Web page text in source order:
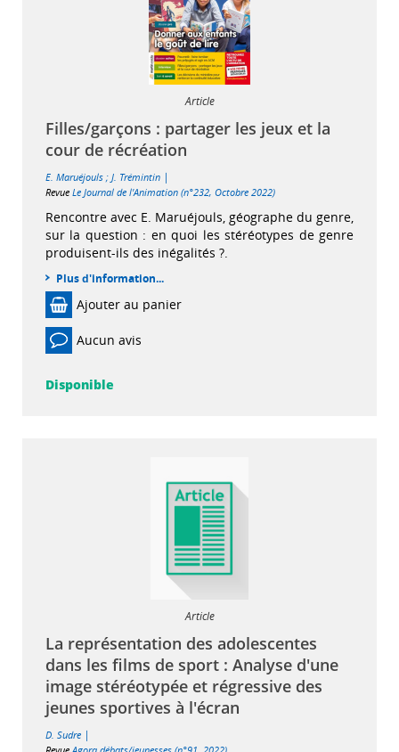
Article
Filles/garçons : partager les jeux et la
cour de récréation
E. Maruéjouls ; J. Trémintin |
Revue Le Journal de l'Animation (n°232, Octobre 2022)
Rencontre avec E. Maruéjouls, géographe du genre,
sur la question : en quoi les stéréotypes de genre
produisent-ils des inégalités ?.
Plus d'information...
Ajouter au panier
Aucun avis
Disponible
Article
La représentation des adolescentes
dans les films de sport : Analyse d'une
image stéréotypée et régressive des
jeunes sportives à l'écran
D. Sudre |